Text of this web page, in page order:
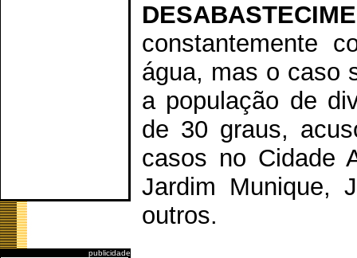
publicidade
constantemente
água, mas o caso
a população de
de 30 graus,
casos no Cidade
Jardim Munique,
outros.